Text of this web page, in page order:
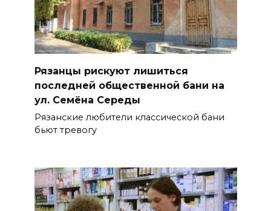
Рязанцы рискуют лишиться
последней общественной бани на
ул. Семёна Середы
Рязанские любители классической бани
бьют тревогу